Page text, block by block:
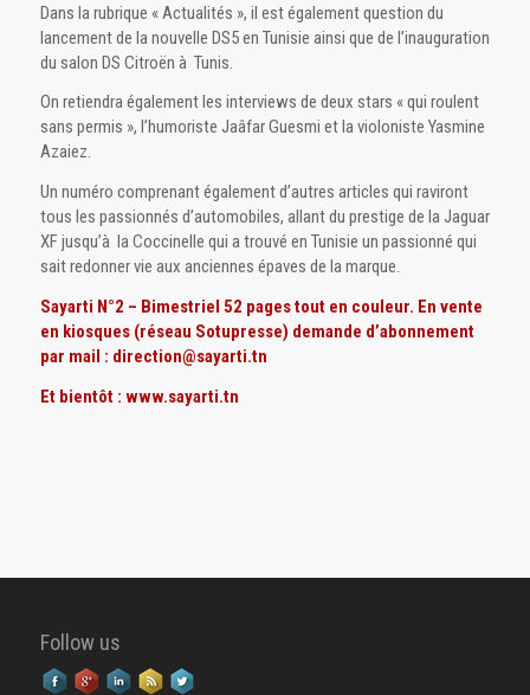
Dans la rubrique « Actualités », il est également question du
lancement de la nouvelle DS5 en Tunisie ainsi que de l’inauguration
du salon DS Citroën à Tunis.
On retiendra également les interviews de deux stars « qui roulent
sans permis », l’humoriste Jaâfar Guesmi et la violoniste Yasmine
Azaiez.
Un numéro comprenant également d’autres articles qui raviront
tous les passionnés d’automobiles, allant du prestige de la Jaguar
XF jusqu’à la Coccinelle qui a trouvé en Tunisie un passionné qui
sait redonner vie aux anciennes épaves de la marque.
Sayarti N°2 – Bimestriel 52 pages tout en couleur. En vente
en kiosques (réseau Sotupresse) demande d’abonnement
par mail : direction@sayarti.tn
Et bientôt : www.sayarti.tn
Follow us